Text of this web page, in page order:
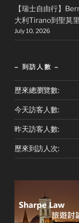
【瑞士自由行】
大利Tirano到聖莫
July 10, 2026
– 到訪人數 –
歷來總瀏覽數:
今天訪客人數:
昨天訪客人數:
歷來到訪人次: